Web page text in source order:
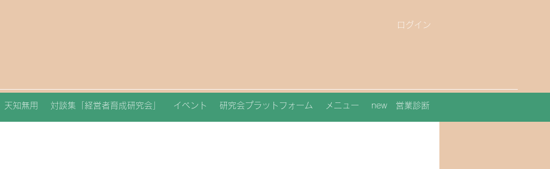
ログイン
天知無用 対談集「経営者育成研究会」 イベント 研究会プラットフォーム メニュー new 営業診断